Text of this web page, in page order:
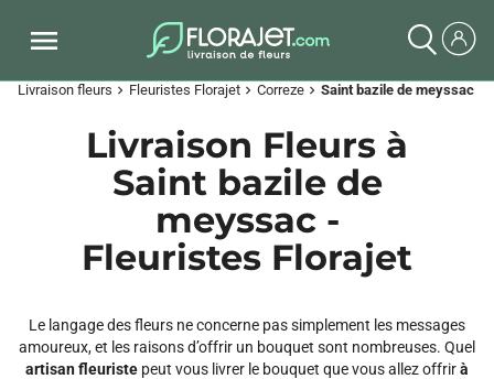
Livraison fleurs chevron_right Fleuristes Florajet chevron_right Correze chevron_right Saint bazile de meyssac
Livraison Fleurs à
Saint bazile de
meyssac -
Fleuristes Florajet
Le langage des fleurs ne concerne pas simplement les messages
amoureux, et les raisons d’offrir un bouquet sont nombreuses. Quel
artisan fleuriste peut vous livrer le bouquet que vous allez offrirà